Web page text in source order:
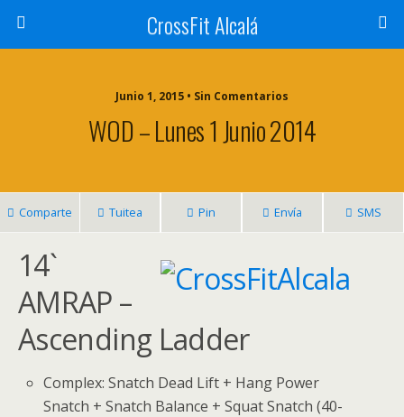
CrossFit Alcalá
Junio 1, 2015 • Sin Comentarios
WOD – Lunes 1 Junio 2014
Comparte Tuitea Pin Envía SMS
14`
AMRAP –
Ascending Ladder
Complex: Snatch Dead Lift + Hang Power
Snatch + Snatch Balance + Squat Snatch (40-